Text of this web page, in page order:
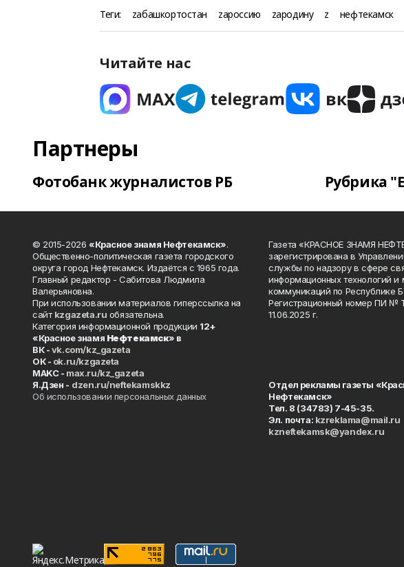
Теги: zабашкортостан zароссию zародину z нефтекамск
Читайте нас
Партнеры
Фотобанк журналистов РБ Рубрика
© 2015-2026 «Красное знамя Нефтекамск».
Общественно-политическая газета городского
округа город Нефтекамск. Издаётся с 1965 года.
Главный редактор - Сабитова Людмила
Валерьяновна.
При использовании материалов гиперссылка на
сайтkzgazeta.ru обязательна.
Категория информационной продукции 12+
«Красное знамя Нефтекамск» в
ВК -vk.com/kz_gazeta
ОК - ok.ru/kzgazeta
MAKC - max.ru/kz_gazeta
Я.Дзен - dzen.ru/neftekamskkz
Об использовании персональных данных
Газета «КРАСНОЕ ЗНАМЯ
зарегистрирована в
службы по надзору в сфере
информационных технологий и
коммуникаций по Республике
Регистрационный номер ПИ №
11.06.2025 г.
Отдел рекламы газеты
Нефтекамск»
Тел. 8 (34783) 7-45-35.
Эл. почта: kzreklama@mail.ru
kzneftekamsk@yandex.ru